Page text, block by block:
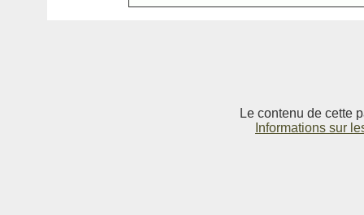
Le contenu de cette
Informations sur